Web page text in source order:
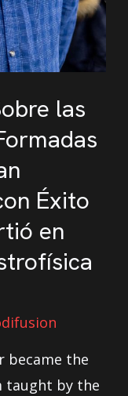
las
Éxito
en
became the
taught by the